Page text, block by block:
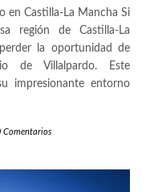
en Castilla-La Mancha Si
región de Castilla-La
la oportunidad de
de Villalpardo. Este
impresionante entorno
Comentarios